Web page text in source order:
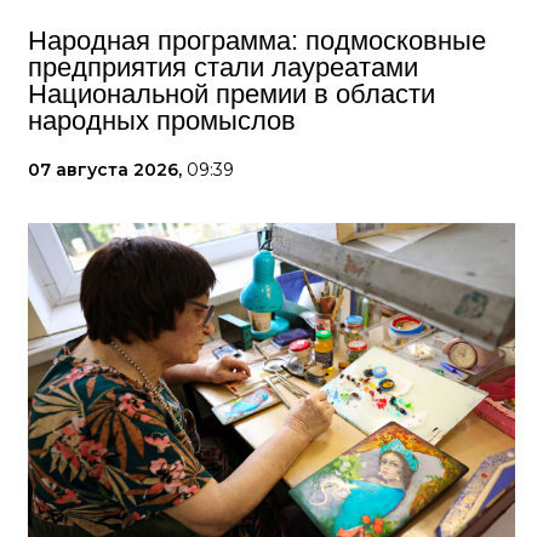
Народная программа: подмосковные
предприятия стали лауреатами
Национальной премии в области
народных промыслов
07 августа 2026, 09:39